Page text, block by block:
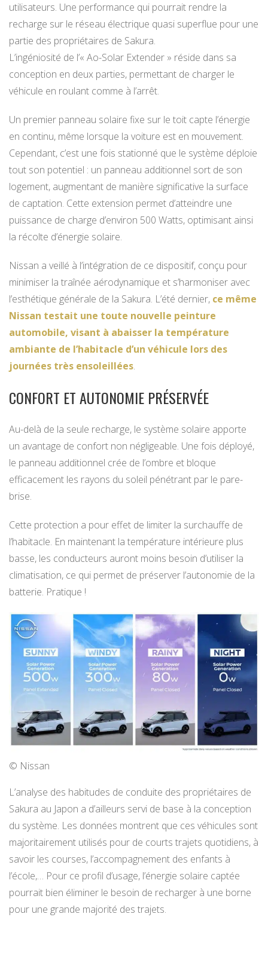
utilisateurs. Une performance qui pourrait rendre la
recharge sur le réseau électrique quasi superflue pour une
partie des propriétaires de Sakura.
L’ingéniosité de l’« Ao-Solar Extender » réside dans sa
conception en deux parties, permettant de charger le
véhicule en roulant comme à l’arrêt.
Un premier panneau solaire fixe sur le toit capte l’énergie
en continu, même lorsque la voiture est en mouvement.
Cependant, c’est une fois stationné que le système déploie
tout son potentiel : un panneau additionnel sort de son
logement, augmentant de manière significative la surface
de captation. Cette extension permet d’atteindre une
puissance de charge d’environ 500 Watts, optimisant ainsi
la récolte d’énergie solaire.
Nissan a veillé à l’intégration de ce dispositif, conçu pour
minimiser la traînée aérodynamique et s’harmoniser avec
l’esthétique générale de la Sakura. L’été dernier, ce même
Nissan testait une toute nouvelle peinture
automobile, visant à abaisser la température
ambiante de l’habitacle d’un véhicule lors des
journées très ensoleillées.
CONFORT ET AUTONOMIE PRÉSERVÉE
Au-delà de la seule recharge, le système solaire apporte
un avantage de confort non négligeable. Une fois déployé,
le panneau additionnel crée de l’ombre et bloque
efficacement les rayons du soleil pénétrant par le pare-
brise.
Cette protection a pour effet de limiter la surchauffe de
l’habitacle. En maintenant la température intérieure plus
basse, les conducteurs auront moins besoin d’utiliser la
climatisation, ce qui permet de préserver l’autonomie de la
batterie. Pratique !
© Nissan
L’analyse des habitudes de conduite des propriétaires de
Sakura au Japon a d’ailleurs servi de base à la conception
du système. Les données montrent que ces véhicules sont
majoritairement utilisés pour de courts trajets quotidiens, à
savoir les courses, l’accompagnement des enfants à
l’école,… Pour ce profil d’usage, l’énergie solaire captée
pourrait bien éliminer le besoin de recharger à une borne
pour une grande majorité des trajets.